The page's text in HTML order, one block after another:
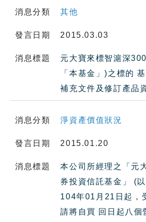
消息分類 其他
發言日期 2015.03.03
消息標題
元大寶來標智滬深
「本基金」)之標的
補充文件及修訂產品
消息分類 淨資產價值狀況
發言日期 2015.01.20
消息標題
本公司所經理之「元
券投資信託基金」 (
104年01月21日起，
請將自買 回日起八個